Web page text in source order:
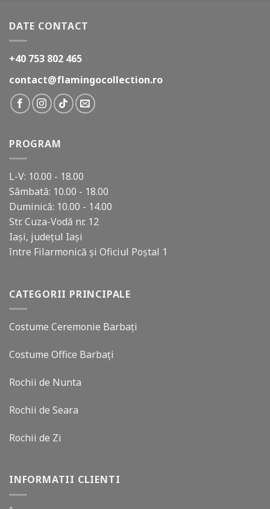
DATE CONTACT
+40 753 802 465
contact@flamingocollection.ro
PROGRAM
L-V: 10.00 - 18.00
Sâmbată: 10.00 - 18.00
Duminică: 10.00 - 14.00
Str. Cuza-Vodă nr. 12
Iași, județul Iași
între Filarmonică și Oficiul Poștal 1
CATEGORII PRINCIPALE
Costume Ceremonie Barbați
Costume Office Barbați
Rochii de Nunta
Rochii de Seara
Rochii de Zi
INFORMATII CLIENTI